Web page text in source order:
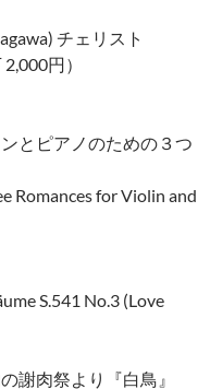
チェリスト
円）
とピアノのための３つ
Romances for Violin and
S.541 No.3 (Love
謝肉祭より『白鳥』